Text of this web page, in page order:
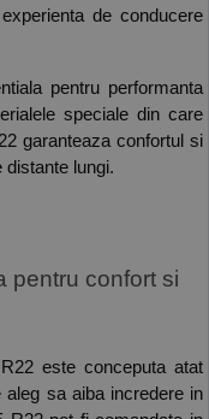
de conducere
speciale din care
garanteaza confortul si
distante lungi.
sa aiba incredere in